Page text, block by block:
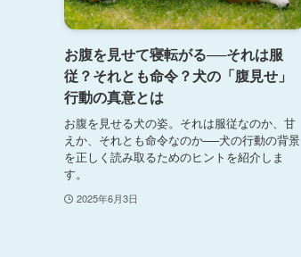
お腹を見せて寝転がる──それは服
従？それとも命令？犬の「腹見せ」
行動の真意とは
お腹を見せる犬の姿。それは服従なのか、甘
えか、それとも命令なのか──犬の行動の背景
を正しく読み取るためのヒントを紹介しま
す。
2025年6月3日